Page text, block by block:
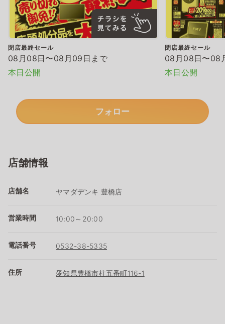
閉店最終セール
08月08日〜08月09日まで
本日公開
閉店最終セール
08月08日〜08
本日公開
フォロー
店舗情報
店舗名 ヤマダデンキ 豊橋店
営業時間 10:00～20:00
電話番号 0532-38-5335
住所 愛知県豊橋市柱五番町116-1